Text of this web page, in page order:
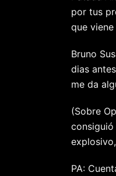
por tus
que
Bruno
dias
me da
(Sobre
PA: